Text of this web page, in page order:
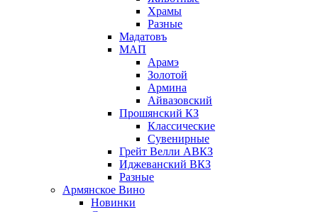
Храмы
Разные
Мадатовъ
МАП
Арамэ
Золотой
Армина
Айвазовский
Прошянский КЗ
Классические
Сувенирные
Грейт Велли АВКЗ
Иджеванский ВКЗ
Разные
Армянское Вино
Новинки